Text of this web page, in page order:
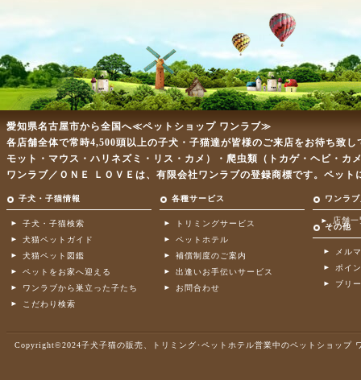
愛知県名古屋市から全国へ≪ペットショップ ワンラブ≫
各店舗全体で常時4,500頭以上の子犬・子猫達が皆様のご来店をお待ち致
モット・マウス・ハリネズミ・リス・カメ）・爬虫類（トカゲ・ヘビ・
ワンラブ／ＯＮＥ ＬＯＶＥは、有限会社ワンラブの登録商標です。ペッ
子犬・子猫情報 各種サービス ワンラ
子犬・子猫検索
犬猫ペットガイド
犬猫ペット図鑑
ペットをお家へ迎える
ワンラブから巣立った子たち
こだわり検索
トリミングサービス
ペットホテル
補償制度のご案内
出逢いお手伝いサービス
お問合わせ
店舗一
その他
メル
ポイ
ブリ
Copyright©2024子犬子猫の販売、トリミング･ペットホテル営業中のペットショップ